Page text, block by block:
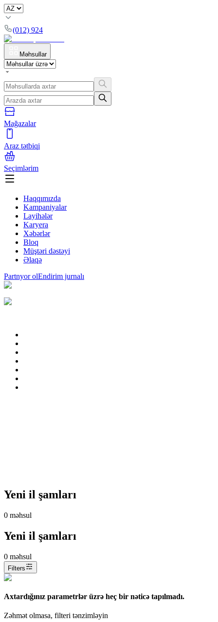
(012) 924
Məhsullar
Mağazalar
Araz tətbiqi
Seçimlərim
Haqqımızda
Kampaniyalar
Layihələr
Karyera
Xəbərlər
Bloq
Müştəri dəstəyi
Əlaqə
Partnyor olEndirim jurnalı
Yeni il şamları
0 məhsul
Yeni il şamları
0 məhsul
Filters
Axtardığınız parametrlər üzrə heç bir nəticə tapılmadı.
Zəhmət olmasa, filteri tənzimləyin